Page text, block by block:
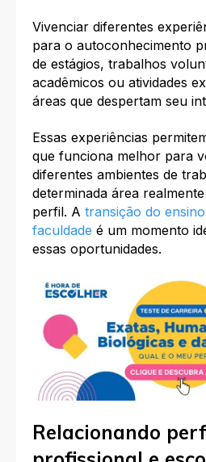
Vivenciar diferentes
para o autoconhecimento
de estágios, trabalhos
acadêmicos ou atividades
áreas que despertam seu
Essas experiências
que funciona melhor para
diferentes ambientes de
determinada área
perfil. A transição do
faculdade é um momento
essas oportunidades.​
Relacionando